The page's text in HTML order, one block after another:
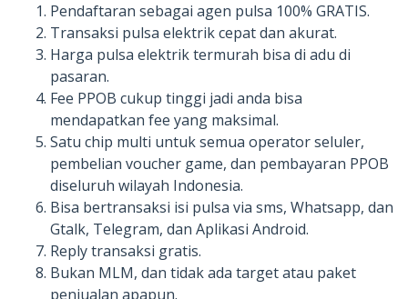
Pendaftaran sebagai agen pulsa 100% GRATIS.
Transaksi pulsa elektrik cepat dan akurat.
Harga pulsa elektrik termurah bisa di adu di
pasaran.
Fee PPOB cukup tinggi jadi anda bisa
mendapatkan fee yang maksimal.
Satu chip multi untuk semua operator seluler,
pembelian voucher game, dan pembayaran PPOB
diseluruh wilayah Indonesia.
Bisa bertransaksi isi pulsa via sms, Whatsapp, dan
Gtalk, Telegram, dan Aplikasi Android.
Reply transaksi gratis.
Bukan MLM, dan tidak ada target atau paket
penjualan apapun.